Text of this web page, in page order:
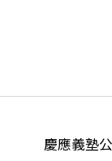
慶應義塾